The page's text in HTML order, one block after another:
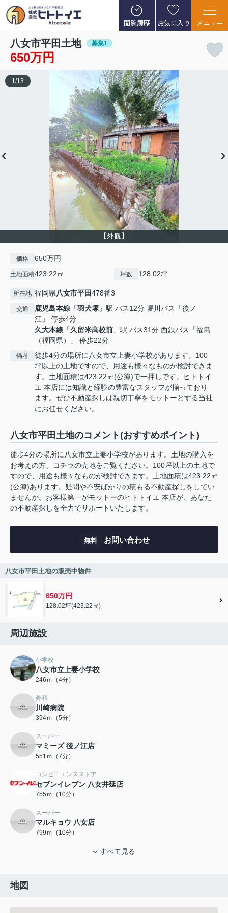
閲覧履歴 お気に入り メニュー
八女市平田土地 募集1
650万円
【外観】
1 /13
価格 650万円
土地面積423.22㎡ 坪数 128.02坪
所在地 福岡県八女市平田478番3
交通 鹿児島本線 「羽犬塚 」駅 バス12分 堀川バス「後ノ
江」 停歩4分
久大本線 「久留米高校前 」駅 バス31分 西鉄バス「福島
（福岡県）」 停歩22分
備考
徒歩4分の場所に八女市立上妻小学校があります。100
坪以上の土地ですので、用途も様々なものが検討できま
す。土地面積は423.22㎡(公簿)で一押しです。ヒトトイ
エ 本店には知識と経験の豊富なスタッフが揃っており
ます。ぜひ不動産探しは親切丁寧をモットーとする当社
にお任せください。
八女市平田土地のコメント(おすすめポイント)
徒歩4分の場所に八女市立上妻小学校があります。土地の購入を
お考えの方、コチラの売地をご覧ください。100坪以上の土地で
すので、用途も様々なものが検討できます。土地面積は423.22㎡
(公簿)あります。疑問や不安ばかりの積もる不動産探しをしてい
ませんか。お客様第一がモットーのヒトトイエ 本店が、あなた
の不動産探しを全力でサポートいたします。
無料 お問い合わせ
八女市平田土地の販売中物件
650万円
128.02坪(423.22㎡)
周辺施設
小学校
八女市立上妻小学校
246ｍ（4分）
外科
川崎病院
394ｍ（5分）
スーパー
マミーズ 後ノ江店
551ｍ（7分）
コンビニエンスストア
セブンイレブン 八女井延店
755ｍ（10分）
スーパー
マルキョウ 八女店
799ｍ（10分）
すべて見る
地図